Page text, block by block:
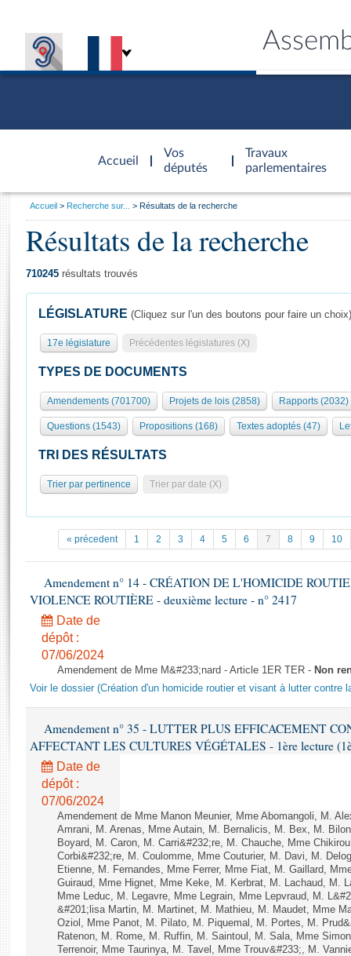
Accueil
d'accueil
Vos
députés
Travaux
parlementaires
Présidence
577 députés
Groupes politiques
Séance publique
Commissions et autres organes
Europe et International
Pétitions
Projets de loi
Propositions de loi
Amendements
Textes adoptés
Rapports d'information
Rapports d'enquête
Rapports législatifs
Rapports sur l'application des lois
Baromètre de l’application des lois
Budget et sécurité sociale
Questions écrites et orales
Comptes rendus des débats
Général
Rôle et pouvoirs de l'Assemblée
Organisation de l'Assemblée
Présidence Conférence des Présidents Bureau Collège des
Statistiques et chiffres clés
Documents de référence
( Constitution | Règlement de l'Assemblée ... )
Juniors
Anciennes législatures
Visiter l'Assemblée
Visite virtuelle du palais Bourbon
Assister à une séance
La Bibliothèque
Contacts et plan d'accès
Photos libres de droit
Vous
Accueil Recherche sur... Résultats de la recherche
Résultats de la recherche
710245 résultats trouvés
LÉGISLATURE (Cliquez sur l'un des boutons pour faire un choix)
17e législature Précédentes législatures (X)
TYPES DE DOCUMENTS
Amendements (701700) Projets de lois (2858) Rapports (2032)
Questions (1543) Propositions (168) Textes adoptés (47)
TRI DES RÉSULTATS
Trier par pertinence Trier par date (X)
« précedent 1 2 3 4 5 6 7 8 9 10
Amendement n° 14 - CRÉATION DE L'HOMICIDE
VIOLENCE ROUTIÈRE - deuxième lecture - n° 2417
Date de
dépôt :
07/06/2024
Amendement de Mme M&#233;nard - Article 1ER TER - Non
Voir le dossier (Création d'un homicide routier et visant à lutter contre
Amendement n° 35 - LUTTER PLUS EFFICACEMENT
AFFECTANT LES CULTURES VÉGÉTALES - 1ère lecture
Date de
dépôt :
07/06/2024
Amendement de Mme Manon Meunier, Mme Abomangoli, M.
Amrani, M. Arenas, Mme Autain, M. Bernalicis, M. Bex, M.
Boyard, M. Caron, M. Carri&#232;re, M. Chauche, Mme
Corbi&#232;re, M. Coulomme, Mme Couturier, M. Davi, M.
Etienne, M. Fernandes, Mme Ferrer, Mme Fiat, M. Gaillard,
Guiraud, Mme Hignet, Mme Keke, M. Kerbrat, M. Lachaud, M.
Mme Leduc, M. Legavre, Mme Legrain, Mme Lepvraud, M.
&#201;lisa Martin, M. Martinet, M. Mathieu, M. Maudet, Mme
Oziol, Mme Panot, M. Pilato, M. Piquemal, M. Portes, M.
Ratenon, M. Rome, M. Ruffin, M. Saintoul, M. Sala, Mme
Terrenoir, Mme Taurinya, M. Tavel, Mme Trouv&#233;, M.